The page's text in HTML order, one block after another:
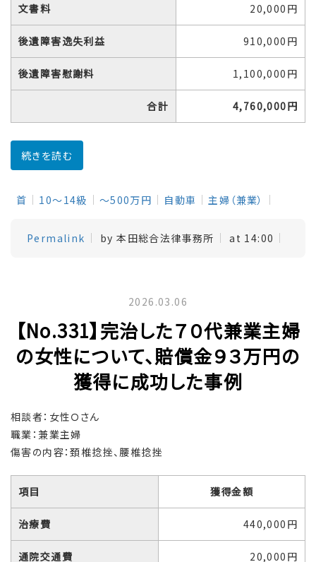
文書料 20,000円
後遺障害逸失利益 910,000円
後遺障害慰謝料 1,100,000円
合計 4,760,000円
続きを読む
首 10～14級 ～500万円 自動車 主婦（兼業）
Permalink by 本田総合法律事務所 at 14:00
2026.03.06
【No.331】完治した７０代兼業主婦
の女性について、賠償金９３万円の
獲得に成功した事例
相談者：女性Ｏさん
職業：兼業主婦
傷害の内容：頚椎捻挫、腰椎捻挫
項目 獲得金額
治療費 440,000円
通院交通費 20,000円